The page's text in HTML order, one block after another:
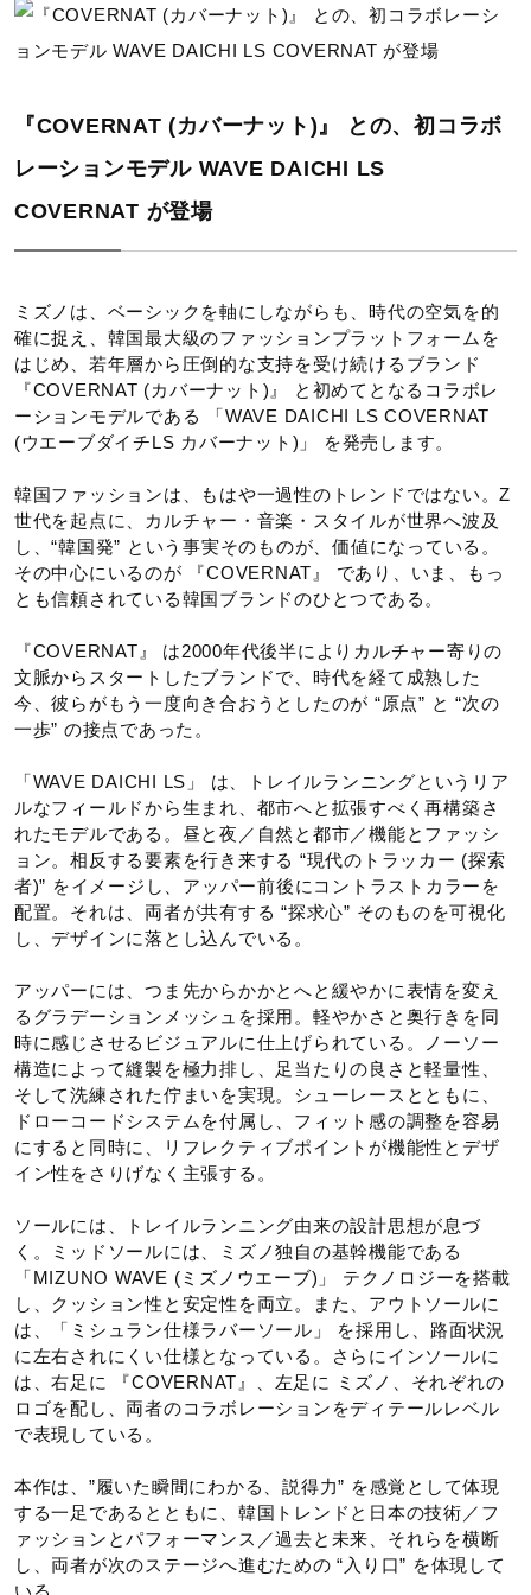
サポート
取扱店一覧
素材
甲材：合成繊維、合成皮革
原産国
ベトナム製
質量
約345g（27.0cm片方）
インソール
シューズ幅
■シューズサイズの計測方法はこちら
シューレース長さ
23.0～24.0：110cm、24.5～26.5：120cm、27.0～30.0：
サステナビリティ
材料：インソール表面のテキスタイルに90％以上のリサイ
クル素材を使用。
発売シーズン
2026年春夏
『COVERNAT (カバーナット)』 との、初コラボ
レーションモデル WAVE DAICHI LS
COVERNAT が登場
ミズノは、ベーシックを軸にしながらも、時代の空気を的
確に捉え、韓国最大級のファッションプラットフォームを
はじめ、若年層から圧倒的な支持を受け続けるブランド
『COVERNAT (カバーナット)』 と初めてとなるコラボレ
ーションモデルである 「WAVE DAICHI LS COVERNAT
(ウエーブダイチLS カバーナット)」 を発売します。
韓国ファッションは、もはや一過性のトレンドではない。Z
世代を起点に、カルチャー・音楽・スタイルが世界へ波及
し、“韓国発” という事実そのものが、価値になっている。
その中心にいるのが 『COVERNAT』 であり、いま、もっ
とも信頼されている韓国ブランドのひとつである。
『COVERNAT』 は2000年代後半によりカルチャー寄りの
文脈からスタートしたブランドで、時代を経て成熟した
今、彼らがもう一度向き合おうとしたのが “原点” と “次の
一歩” の接点であった。
「WAVE DAICHI LS」 は、トレイルランニングというリア
ルなフィールドから生まれ、都市へと拡張すべく再構築さ
れたモデルである。昼と夜／自然と都市／機能とファッシ
ョン。相反する要素を行き来する “現代のトラッカー (探索
者)” をイメージし、アッパー前後にコントラストカラーを
配置。それは、両者が共有する “探求心” そのものを可視化
し、デザインに落とし込んでいる。
アッパーには、つま先からかかとへと緩やかに表情を変え
るグラデーションメッシュを採用。軽やかさと奥行きを同
時に感じさせるビジュアルに仕上げられている。ノーソー
構造によって縫製を極力排し、足当たりの良さと軽量性、
そして洗練された佇まいを実現。シューレースとともに、
ドローコードシステムを付属し、フィット感の調整を容易
にすると同時に、リフレクティブポイントが機能性とデザ
イン性をさりげなく主張する。
ソールには、トレイルランニング由来の設計思想が息づ
く。ミッドソールには、ミズノ独自の基幹機能である
「MIZUNO WAVE (ミズノウエーブ)」 テクノロジーを搭載
し、クッション性と安定性を両立。また、アウトソールに
は、「ミシュラン仕様ラバーソール」 を採用し、路面状況
に左右されにくい仕様となっている。さらにインソールに
は、右足に 『COVERNAT』、左足に ミズノ、それぞれの
ロゴを配し、両者のコラボレーションをディテールレベル
で表現している。
本作は、”履いた瞬間にわかる、説得力” を感覚として体現
する一足であるとともに、韓国トレンドと日本の技術／フ
ァッションとパフォーマンス／過去と未来、それらを横断
し、両者が次のステージへ進むための “入り口” を体現して
いる。